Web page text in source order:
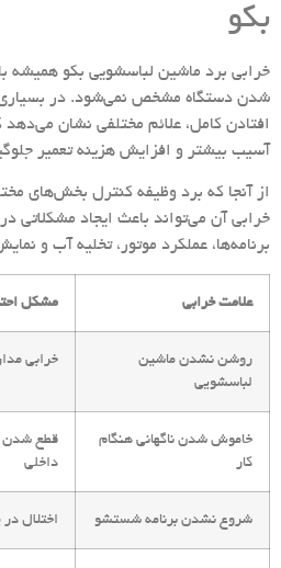
بکو
خرابی برد ماشین لباسشویی بکو همیشه
شدن دستگاه مشخص نمی‌شود. در بسیاری
افتادن کامل، علائم مختلفی نشان می‌دهد
آسیب بیشتر و افزایش هزینه تعمیر
از آنجا که برد وظیفه کنترل بخش‌های
خرابی آن می‌تواند باعث ایجاد مشکلاتی
برنامه‌ها، عملکرد موتور، تخلیه آب و
علامت خرابی مشکل
روشن نشدن ماشین
لباسشویی
خرابی
خاموش شدن ناگهانی هنگام
کار
قطع شدن
داخلی
شروع نشدن برنامه شستشو اختلال